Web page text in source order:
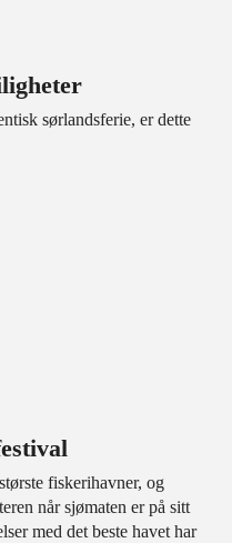
sørlandsferie, er dette
fiskerihavner, og
når sjømaten er på sitt
med det beste havet har